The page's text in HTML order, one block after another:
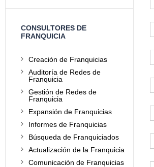
CONSULTORES DE
FRANQUICIA
Creación de Franquicias
Auditoría de Redes de
Franquicia
Gestión de Redes de
Franquicia
Expansión de Franquicias
Informes de Franquicias
Búsqueda de Franquiciados
Actualización de la Franquicia
Comunicación de Franquicias